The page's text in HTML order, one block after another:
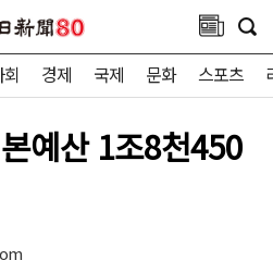
경제 국제 문화 스포츠
예산 1조8천450